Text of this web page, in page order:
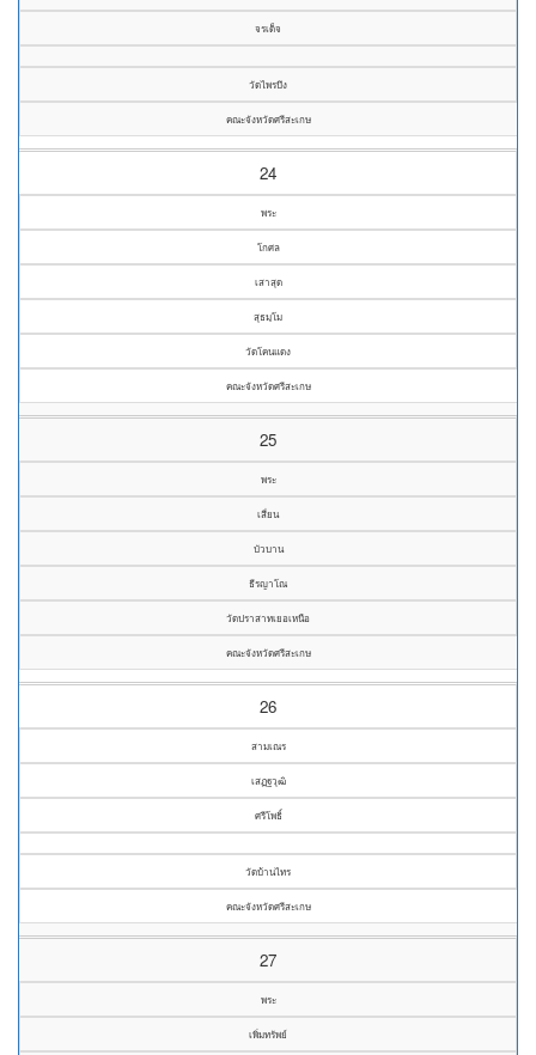
จรเด็จ
วัดไพรบึง
คณะจังหวัดศรีสะเกษ
24
พระ
โกศล
เสาสุด
สุธมฺโม
วัดโคนแดง
คณะจังหวัดศรีสะเกษ
25
พระ
เสี่ยน
บัวบาน
ธีรญาโณ
วัดปราสาทเยอเหนือ
คณะจังหวัดศรีสะเกษ
26
สามเณร
เสฏฐวุฒิ
ศรีโพธิ์
วัดบ้านไทร
คณะจังหวัดศรีสะเกษ
27
พระ
เพิ่มทรัพย์